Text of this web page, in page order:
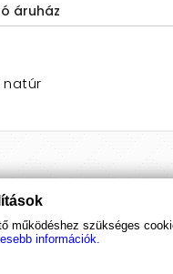
áruház
natúr
működéshez szükséges
információk.